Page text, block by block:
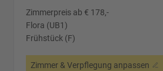
Zimmerpreis ab € 178,-
Flora (UB1)
Frühstück (F)
Zimmer & Verpflegung anpassen